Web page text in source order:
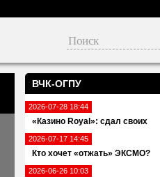
ВЧК-ОГПУ
2026-07-28 18:44
«Казино Royal»: сдал своих
2026-07-17 14:45
Кто хочет «отжать» ЭКСМО?
2026-06-26 10:03